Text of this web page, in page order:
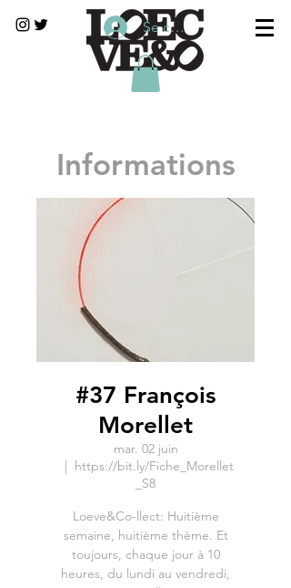
Se connecter
Informations
#37 François
Morellet
mar. 02 juin
  |
https://bit.ly/Fiche_Morellet
_S8
Loeve&Co-llect: Huitième
semaine, huitième thème. Et
toujours, chaque jour à 10
heures, du lundi au vendredi,